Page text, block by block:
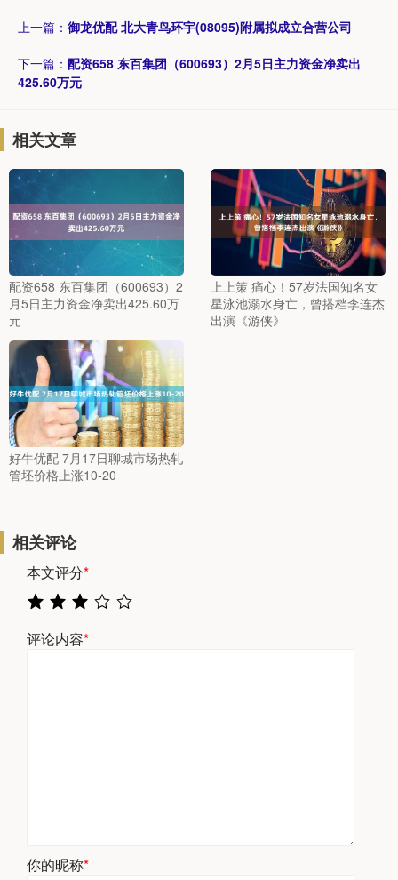
上一篇： 御龙优配 北大青鸟环宇(08095)附属拟成立合营公司
下一篇： 配资658 东百集团（600693）2月5日主力资金净卖出
425.60万元
相关文章
配资658 东百集团（600693）2
月5日主力资金净卖出425.60万
元
上上策 痛心！57岁法国知名女
星泳池溺水身亡，曾搭档李连杰
出演《游侠》
好牛优配 7月17日聊城市场热轧
管坯价格上涨10-20
相关评论
本文评分*
评论内容*
你的昵称*